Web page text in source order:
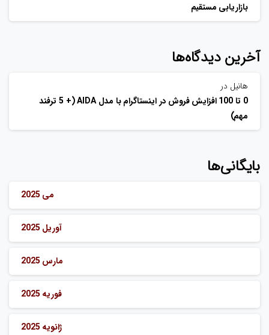
بازاریابی مستقیم
آخرین دیدگاه‌ها
هانیل در
0 تا 100 افزایش فروش در اینستاگرام با مدل AIDA (+ 5 ترفند
مهم)
بایگانی‌ها
می 2025
آوریل 2025
مارس 2025
فوریه 2025
ژانویه 2025